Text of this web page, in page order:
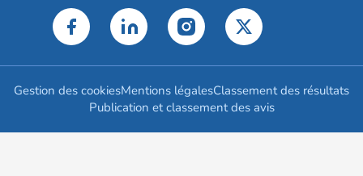
Gestion des cookiesMentions légalesClassement des résultats
Publication et classement des avis